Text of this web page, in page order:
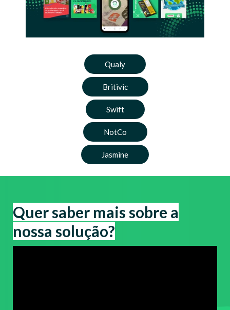
Qualy
Britivic
Swift
NotCo
Jasmine
Quer saber mais sobre a
nossa solução?